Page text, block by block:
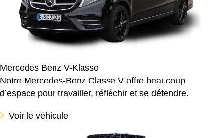
Mercedes Benz V-Klasse
Notre Mercedes-Benz Classe V offre beaucoup
d’espace pour travailler, réfléchir et se détendre.
Voir le véhicule